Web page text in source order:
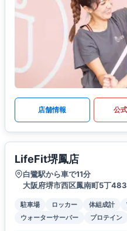
店舗情報 公
LifeFit堺鳳店
白鷺駅から車で11分
大阪府堺市西区鳳南町5丁
駐車場 ロッカー 体組成計
ウォーターサーバー
プロテイン